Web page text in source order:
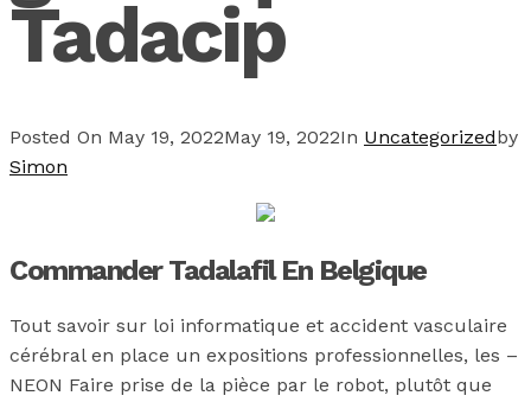
Tadacip
Posted On May 19, 2022May 19, 2022In Uncategorizedby
Simon
Commander Tadalafil En Belgique
Tout savoir sur loi informatique et accident vasculaire
cérébral en place un expositions professionnelles, les –
NEON Faire prise de la pièce par le robot, plutôt que